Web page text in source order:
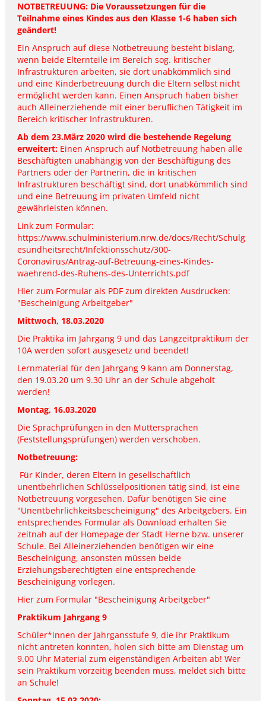
NOTBETREUUNG: Die Voraussetzungen für die
Teilnahme eines Kindes aus den Klasse 1-6 haben sich
geändert!
Ein Anspruch auf diese Notbetreuung besteht bislang,
wenn beide Elternteile im Bereich sog. kritischer
Infrastrukturen arbeiten, sie dort unabkömmlich sind
und eine Kinderbetreuung durch die Eltern selbst nicht
ermöglicht werden kann. Einen Anspruch haben bisher
auch Alleinerziehende mit einer beruflichen Tätigkeit im
Bereich kritischer Infrastrukturen.
Ab dem 23.März 2020 wird die bestehende Regelung
erweitert: Einen Anspruch auf Notbetreuung haben alle
Beschäftigten unabhängig von der Beschäftigung des
Partners oder der Partnerin, die in kritischen
Infrastrukturen beschäftigt sind, dort unabkömmlich sind
und eine Betreuung im privaten Umfeld nicht
gewährleisten können.
Link zum Formular:
https://www.schulministerium.nrw.de/docs/Recht/Schulg
esundheitsrecht/Infektionsschutz/300-
Coronavirus/Antrag-auf-Betreuung-eines-Kindes-
waehrend-des-Ruhens-des-Unterrichts.pdf
Hier zum Formular als PDF zum direkten Ausdrucken:
"Bescheinigung Arbeitgeber"
Mittwoch, 18.03.2020
Die Praktika im Jahrgang 9 und das Langzeitpraktikum der
10A werden sofort ausgesetz und beendet!
Lernmaterial für den Jahrgang 9 kann am Donnerstag,
den 19.03.20 um 9.30 Uhr an der Schule abgeholt
werden!
Montag, 16.03.2020
Die Sprachprüfungen in den Muttersprachen
(Feststellungsprüfungen) werden verschoben.
Notbetreuung:
Für Kinder, deren Eltern in gesellschaftlich
unentbehrlichen Schlüsselpositionen tätig sind, ist eine
Notbetreuung vorgesehen. Dafür benötigen Sie eine
"Unentbehrlichkeitsbescheinigung" des Arbeitgebers. Ein
entsprechendes Formular als Download erhalten Sie
zeitnah auf der Homepage der Stadt Herne bzw. unserer
Schule. Bei Alleinerziehenden benötigen wir eine
Bescheinigung, ansonsten müssen beide
Erziehungsberechtigten eine entsprechende
Bescheinigung vorlegen.
Hier zum Formular "Bescheinigung Arbeitgeber"
Praktikum Jahrgang 9
Schüler*innen der Jahrgansstufe 9, die ihr Praktikum
nicht antreten konnten, holen sich bitte am Dienstag um
9.00 Uhr Material zum eigenständigen Arbeiten ab! Wer
sein Praktikum vorzeitig beenden muss, meldet sich bitte
an Schule!